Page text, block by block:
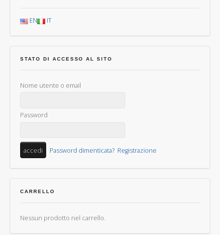
EN IT
STATO DI ACCESSO AL SITO
Nome utente o email
Password
Password dimenticata? Registrazione
CARRELLO
Nessun prodotto nel carrello.